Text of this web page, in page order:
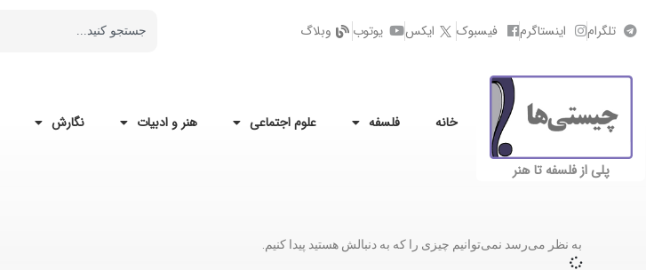
تلگرام اینستاگرم فیسبوک ایکس یوتوب وبلاگ
پلی از فلسفه تا هنر
خانه فلسفه علوم اجتماعی هنر و ادبیات نگارش
به نظر می‌رسد نمی‌توانیم چیزی را که به دنبالش هستید پیدا کنیم.